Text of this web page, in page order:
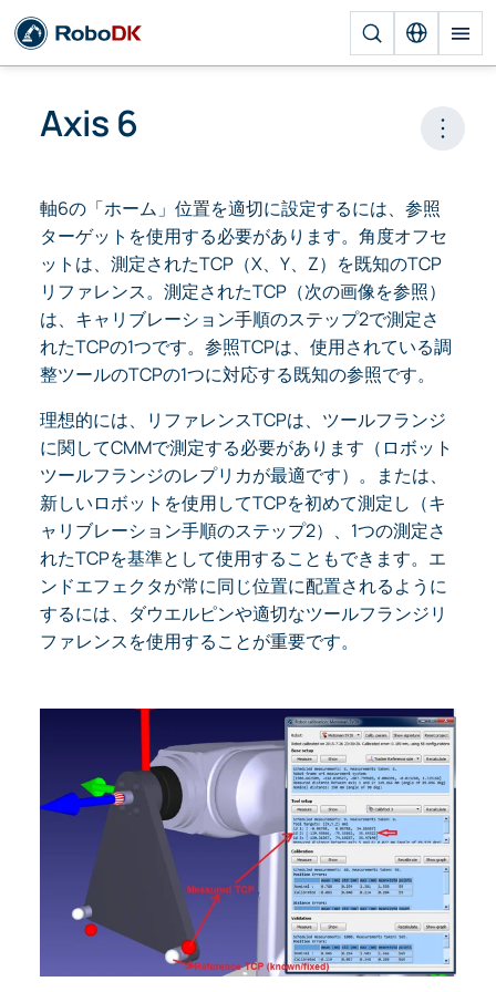
Axis 6 Open
軸6の「ホーム」位置を適切に設定するには、参照
ターゲットを使用する必要があります。角度オフセ
ットは、測定されたTCP（X、Y、Z）を既知のTCP
リファレンス。測定されたTCP（次の画像を参照）
は、キャリブレーション手順のステップ2で測定さ
れたTCPの1つです。参照TCPは、使用されている調
整ツールのTCPの1つに対応する既知の参照です。
理想的には、リファレンスTCPは、ツールフランジ
に関してCMMで測定する必要があります（ロボット
ツールフランジのレプリカが最適です）。または、
新しいロボットを使用してTCPを初めて測定し（キ
ャリブレーション手順のステップ2）、1つの測定さ
れたTCPを基準として使用することもできます。エ
ンドエフェクタが常に同じ位置に配置されるように
するには、ダウエルピンや適切なツールフランジリ
ファレンスを使用することが重要です。